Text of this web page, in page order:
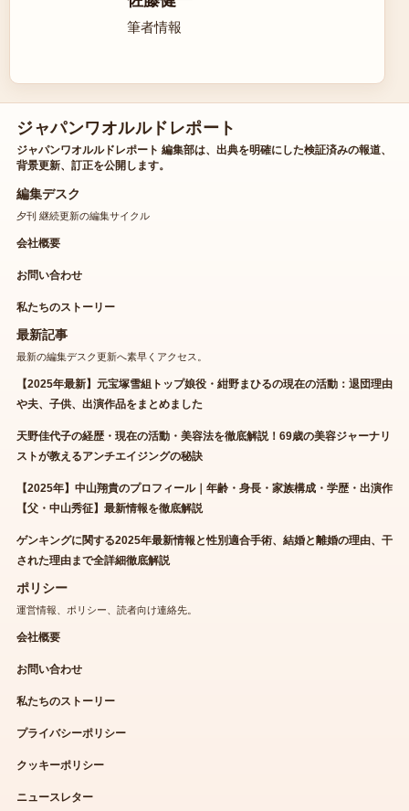
筆者情報
ジャパンワオルルドレポート
ジャパンワオルルドレポート 編集部は、出典を明確にした検証済みの報道、
背景更新、訂正を公開します。
編集デスク
夕刊 継続更新の編集サイクル
会社概要
お問い合わせ
私たちのストーリー
最新記事
最新の編集デスク更新へ素早くアクセス。
【2025年最新】元宝塚雪組トップ娘役・紺野まひるの現在の活動：退団理由
や夫、子供、出演作品をまとめました
天野佳代子の経歴・現在の活動・美容法を徹底解説！69歳の美容ジャーナリ
ストが教えるアンチエイジングの秘訣
【2025年】中山翔貴のプロフィール｜年齢・身長・家族構成・学歴・出演作
【父・中山秀征】最新情報を徹底解説
ゲンキングに関する2025年最新情報と性別適合手術、結婚と離婚の理由、干
された理由まで全詳細徹底解説
ポリシー
運営情報、ポリシー、読者向け連絡先。
会社概要
お問い合わせ
私たちのストーリー
プライバシーポリシー
クッキーポリシー
ニュースレター